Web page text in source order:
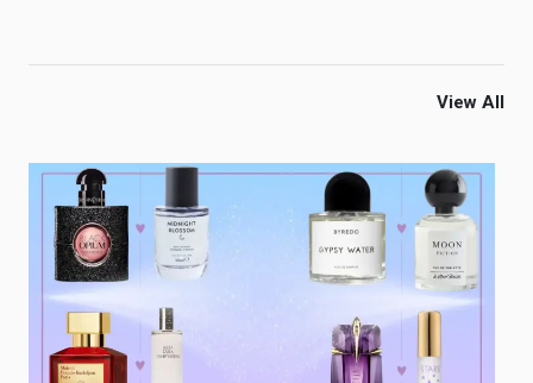
View All